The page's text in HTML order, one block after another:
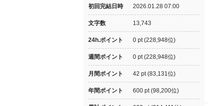
初回完結日時 2026.01.28 07:00
文字数 13,743
24h.ポイント 0 pt (228,948位)
週間ポイント 0 pt (228,948位)
月間ポイント 42 pt (83,131位)
年間ポイント 600 pt (98,200位)